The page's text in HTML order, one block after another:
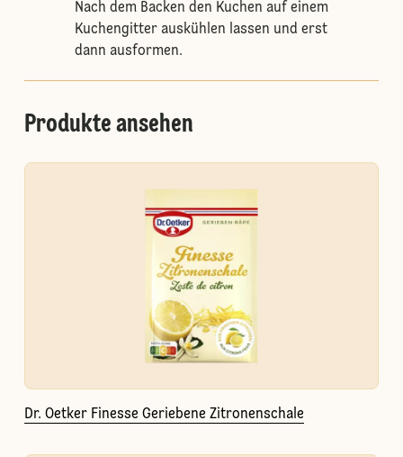
Nach dem Backen den Kuchen auf einem
Kuchengitter auskühlen lassen und erst
dann ausformen.
Produkte ansehen
Dr. Oetker Finesse Geriebene Zitronenschale